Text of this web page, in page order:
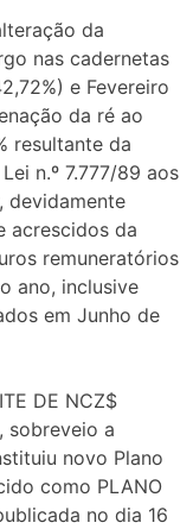
da
nas cadernetas
e Fevereiro
da ré ao
resultante da
n.º 7.777/89 aos
devidamente
acrescidos da
remuneratórios
ano, inclusive
em Junho de
DE NCZ$
sobreveio a
novo Plano
como PLANO
no dia 16